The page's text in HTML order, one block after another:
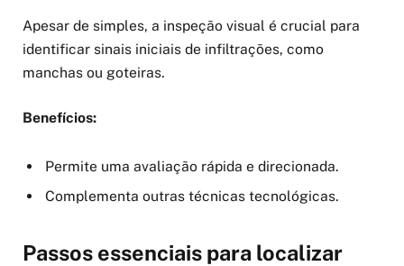
Apesar de simples, a inspeção visual é crucial para
identificar sinais iniciais de infiltrações, como
manchas ou goteiras.
Benefícios:
Permite uma avaliação rápida e direcionada.
Complementa outras técnicas tecnológicas.
Passos essenciais para localizar